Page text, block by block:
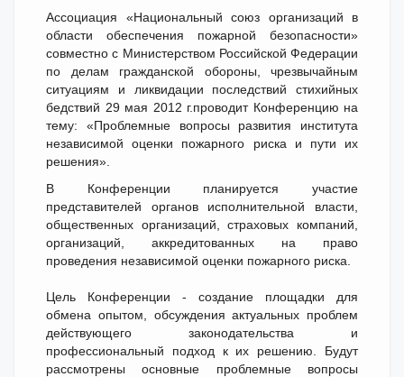
Ассоциация «Национальный союз организаций в
области обеспечения пожарной безопасности»
совместно с Министерством Российской Федерации
по делам гражданской обороны, чрезвычайным
ситуациям и ликвидации последствий стихийных
бедствий 29 мая 2012 г.проводит Конференцию на
тему: «Проблемные вопросы развития института
независимой оценки пожарного риска и пути их
решения».
В Конференции планируется участие
представителей органов исполнительной власти,
общественных организаций, страховых компаний,
организаций, аккредитованных на право
проведения независимой оценки пожарного риска.
Цель Конференции - создание площадки для
обмена опытом, обсуждения актуальных проблем
действующего законодательства и
профессиональный подход к их решению. Будут
рассмотрены основные проблемные вопросы